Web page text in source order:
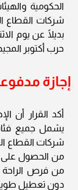
الحكومية
شركات القطاع
حرب أكتوبر
إجازة
أكد القرار أن
يشمل جميع فئات
شركات القطاع
من الحصول على
من فرص الراحة
دون تعطيل